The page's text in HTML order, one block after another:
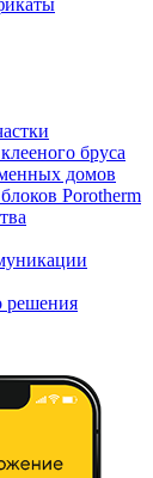
бруса
домов
Porotherm
решения